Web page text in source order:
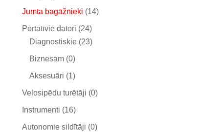
Jumta bagāžnieki (14)
Portatīvie datori (24)
Diagnostiskie (23)
Biznesam (0)
Aksesuāri (1)
Velosipēdu turētāji (0)
Instrumenti (16)
Autonomie sildītāji (0)